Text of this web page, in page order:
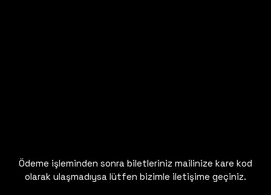
Ödeme işleminden sonra biletleriniz mailinize kare kod
olarak ulaşmadıysa lütfen bizimle iletişime geçiniz.